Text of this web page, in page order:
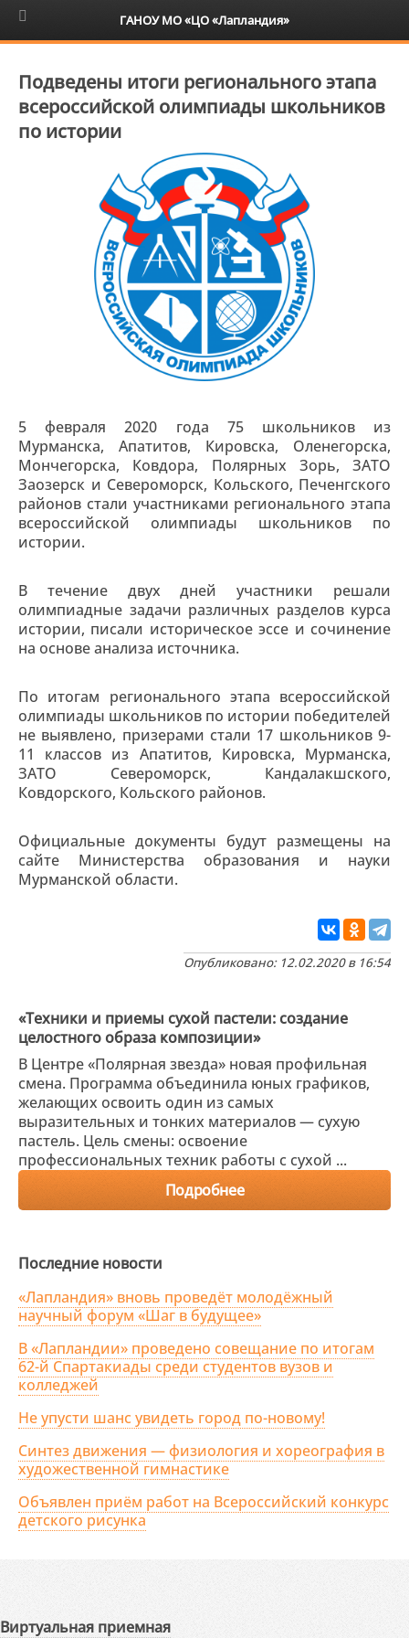
6+
Подведены итоги регионального этапа
всероссийской олимпиады школьников
по истории
5 февраля 2020 года 75 школьников из
Мурманска, Апатитов, Кировска, Оленегорска,
Мончегорска, Ковдора, Полярных Зорь, ЗАТО
Заозерск и Североморск, Кольского, Печенгского
районов стали участниками регионального этапа
всероссийской олимпиады школьников по
истории.
В течение двух дней участники решали
олимпиадные задачи различных разделов курса
истории, писали историческое эссе и сочинение
на основе анализа источника.
По итогам регионального этапа всероссийской
олимпиады школьников по истории победителей
не выявлено, призерами стали 17 школьников 9-
11 классов из Апатитов, Кировска, Мурманска,
ЗАТО Североморск, Кандалакшского,
Ковдорского, Кольского районов.
Официальные документы будут размещены на
сайте Министерства образования и науки
Мурманской области.
Опубликовано: 12.02.2020 в 16:54
«Техники и приемы сухой пастели: создание
целостного образа композиции»
В Центре «Полярная звезда» новая профильная
смена. Программа объединила юных графиков,
желающих освоить один из самых
выразительных и тонких материалов — сухую
пастель. Цель смены: освоение
профессиональных техник работы с сухой ...
Подробнее
Последние новости
«Лапландия» вновь проведёт молодёжный
научный форум «Шаг в будущее»
В «Лапландии» проведено совещание по итогам
62-й Спартакиады среди студентов вузов и
колледжей
Не упусти шанс увидеть город по-новому!
Синтез движения — физиология и хореография в
художественной гимнастике
Объявлен приём работ на Всероссийский конкурс
детского рисунка
Виртуальная приемная
ГАНОУ МО «ЦО «Лапландия»